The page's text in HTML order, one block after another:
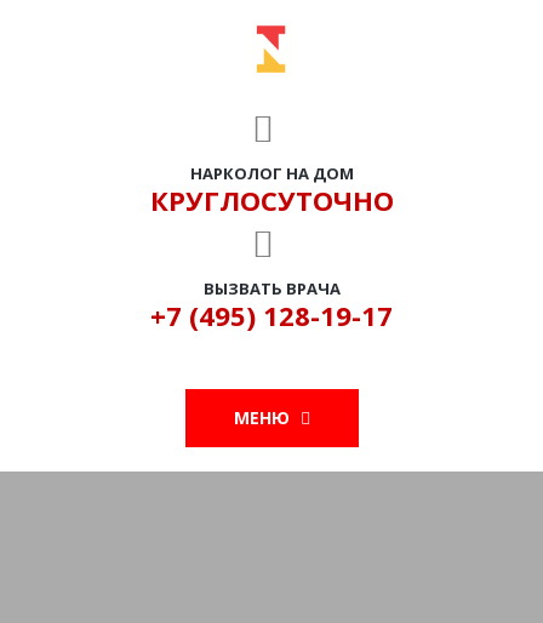
НАРКОЛОГ НА ДОМ
КРУГЛОСУТОЧНО
ВЫЗВАТЬ ВРАЧА
+7 (495) 128-19-17
МЕНЮ